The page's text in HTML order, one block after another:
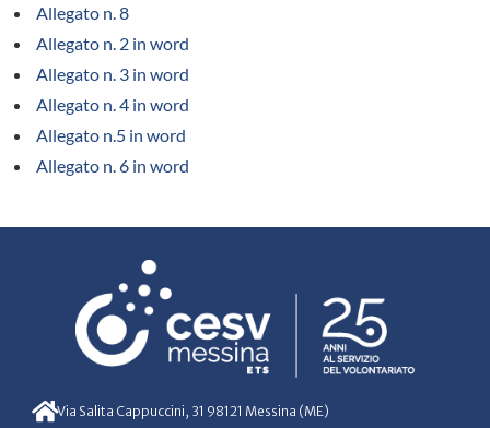
Allegato n. 8
Allegato n. 2 in word
Allegato n. 3 in word
Allegato n. 4 in word
Allegato n.5 in word
Allegato n. 6 in word
Via Salita Cappuccini, 31 98121 Messina (ME)